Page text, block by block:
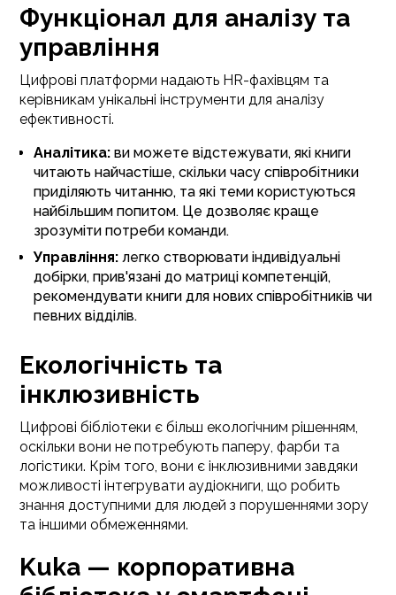
Функціонал для аналізу та
управління
Цифрові платформи надають HR-фахівцям та
керівникам унікальні інструменти для аналізу
ефективності.
Аналітика: ви можете відстежувати, які книги
читають найчастіше, скільки часу співробітники
приділяють читанню, та які теми користуються
найбільшим попитом. Це дозволяє краще
зрозуміти потреби команди.
Управління: легко створювати індивідуальні
добірки, прив'язані до матриці компетенцій,
рекомендувати книги для нових співробітників чи
певних відділів.
Екологічність та
інклюзивність
Цифрові бібліотеки є більш екологічним рішенням,
оскільки вони не потребують паперу, фарби та
логістики. Крім того, вони є інклюзивними завдяки
можливості інтегрувати аудіокниги, що робить
знання доступними для людей з порушеннями зору
та іншими обмеженнями.
Kuka — корпоративна